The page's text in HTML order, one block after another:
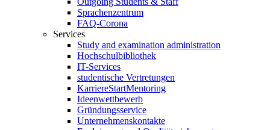
Sprachenzentrum
FAQ-Corona
Services
Study and examination administration
Hochschulbibliothek
IT-Services
studentische Vertretungen
KarriereStartMentoring
Ideenwettbewerb
Gründungsservice
Unternehmenskontakte